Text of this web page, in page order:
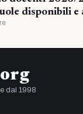
disponibili
dal 1998